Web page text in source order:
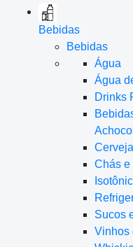
Bebidas
Bebidas
Água
Água
Drinks
Chás e
Sucos
Vinhos